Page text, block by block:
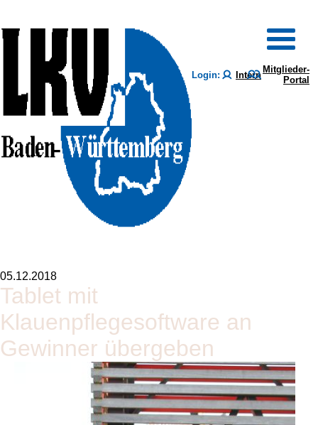
Login: Intern Mitglieder-
Portal
05.12.2018
Tablet mit
Klauenpflegesoftware an
Gewinner übergeben